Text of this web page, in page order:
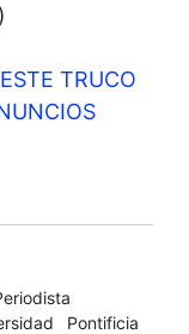
TRUCO
Pontificia